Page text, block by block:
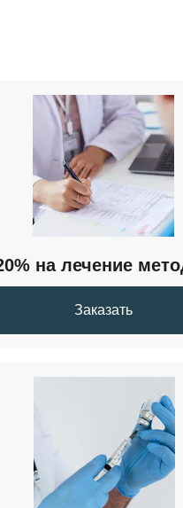
на лечение
Заказать